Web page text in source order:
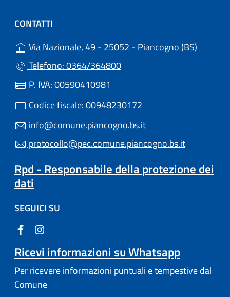
CONTATTI
Via Nazionale, 49 - 25052 - Piancogno (BS)
Telefono: 0364/364800
P. IVA: 00590410981
Codice fiscale: 00948230172
info@comune.piancogno.bs.it
protocollo@pec.comune.piancogno.bs.it
Rpd - Responsabile della protezione dei
dati
SEGUICI SU
Ricevi informazioni su Whatsapp
Per ricevere informazioni puntuali e tempestive dal
Comune